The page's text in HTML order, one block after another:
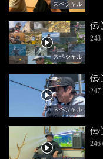
スペシャル
スペシャル
伝
248
スペシャル
伝
247
伝
246